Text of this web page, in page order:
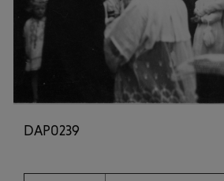
DAP0239